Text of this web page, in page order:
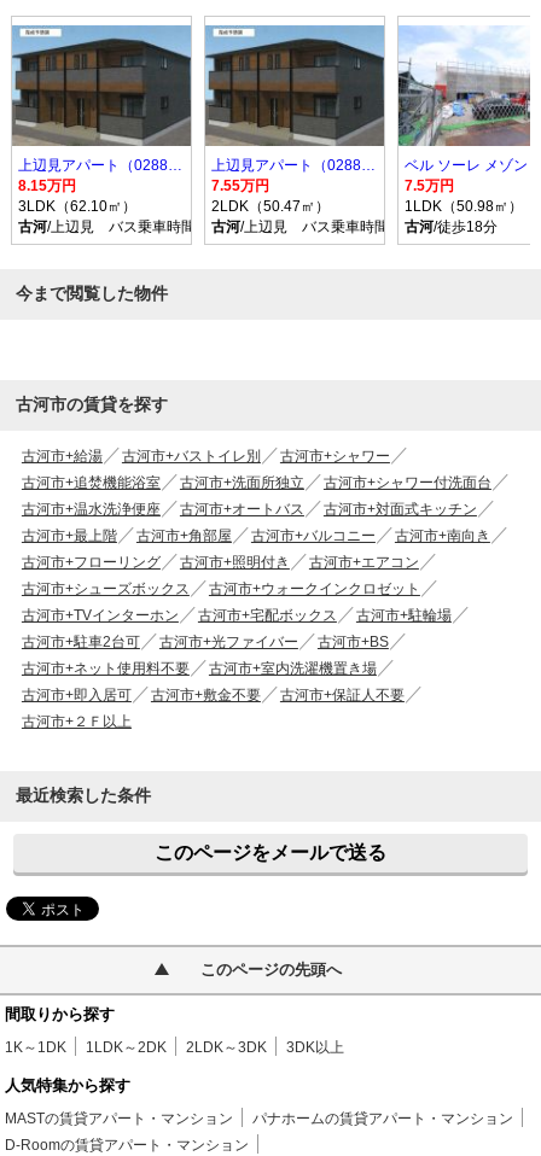
上辺見アパート（028807601）
8.15万円
3LDK（62.10㎡）
古河/上辺見 バス乗車時間10分 停歩3分
上辺見アパート（028807601）
7.55万円
2LDK（50.47㎡）
古河/上辺見 バス乗車時間10分 停歩3分
ベル ソーレ メゾン
7.5万円
1LDK（50.98㎡）
古河/徒歩18分
今まで閲覧した物件
古河市の賃貸を探す
古河市+給湯 古河市+バストイレ別
古河市+シャワー
古河市+追焚機能浴室
古河市+洗面所独立
古河市+シャワー付洗面台
古河市+温水洗浄便座
古河市+オートバス
古河市+対面式キッチン
古河市+最上階
古河市+角部屋 古河市+バルコニー
古河市+南向き
古河市+フローリング
古河市+照明付き
古河市+エアコン
古河市+シューズボックス
古河市+ウォークインクロゼット
古河市+TVインターホン
古河市+宅配ボックス
古河市+駐輪場
古河市+駐車2台可
古河市+光ファイバー
古河市+BS
古河市+ネット使用料不要
古河市+室内洗濯機置き場
古河市+即入居可
古河市+敷金不要
古河市+保証人不要
古河市+２Ｆ以上
最近検索した条件
このページをメールで送る
このページの先頭へ
間取りから探す
1K～1DK 1LDK～2DK 2LDK～3DK 3DK以上
人気特集から探す
MASTの賃貸アパート・マンション
パナホームの賃貸アパート・マンション
D-Roomの賃貸アパート・マンション